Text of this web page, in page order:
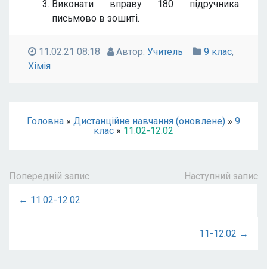
Виконати вправу 180 підручника
письмово в зошиті.
11.02.21 08:18 Автор: Учитель 9 клас,
Хімія
Головна » Дистанційне навчання (оновлене) » 9
клас » 11.02-12.02
Попередній запис Наступний запис
← 11.02-12.02
11-12.02 →